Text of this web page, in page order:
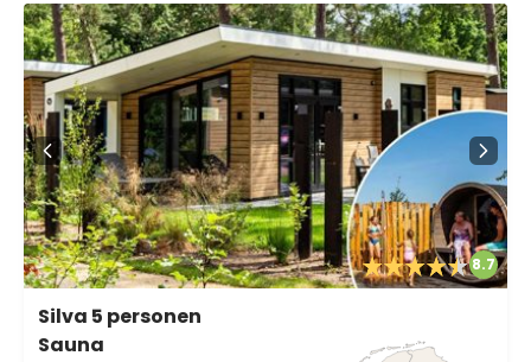
8.7
Silva 5 personen
Sauna